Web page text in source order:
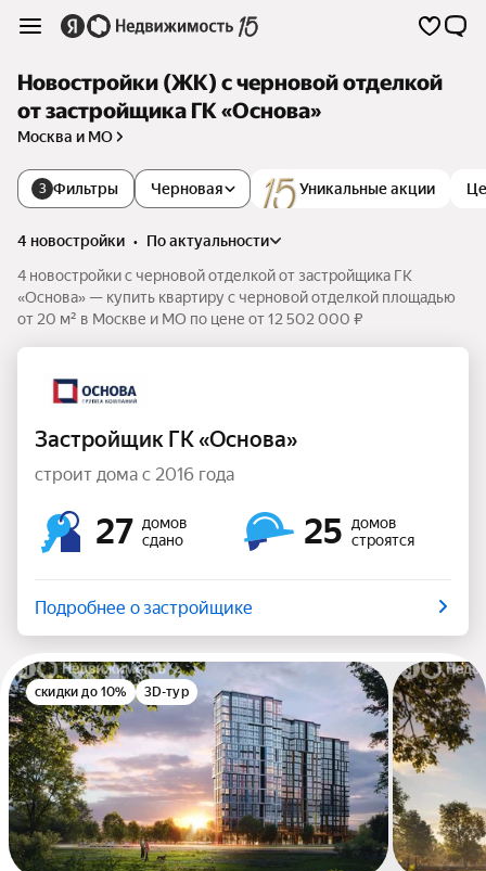
Новостройки (ЖК) с черновой отделкой
от застройщика ГК «Основа»
Москва и МО
3 Фильтры Уникальные акции
Черновая
4 новостройки •
по актуальности
4 новостройки с черновой отделкой от застройщика ГК
«Основа» — купить квартиру с черновой отделкой площадью
от 20 м² в Москве и МО по цене от 12 502 000 ₽
Застройщик ГК «Основа»
строит дома с 2016 года
27 домов
сдано
25
домов
строятся
Подробнее о застройщике
скидки до 10% 3D-тур